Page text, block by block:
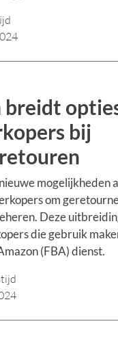
breidt
bij
mogelijkheden
om
Deze
die gebruik
(FBA) dienst.